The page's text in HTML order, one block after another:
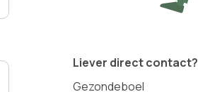
Liever direct contact?
Gezondeboel